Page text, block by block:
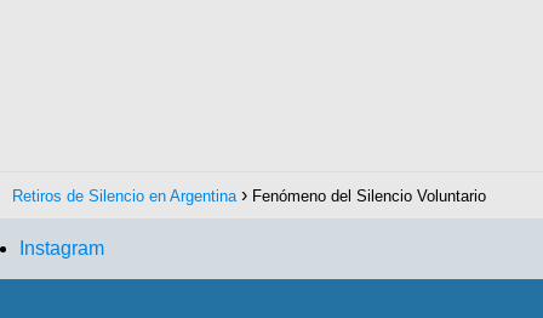
Retiros de Silencio en Argentina Fenómeno del Silencio Voluntario
Instagram